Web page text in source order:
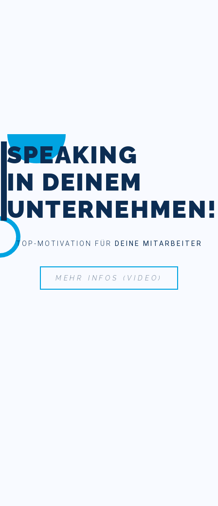
SPEAKING
IN DEINEM
UNTERNEHMEN!
TOP-MOTIVATION FÜR DEINE MITARBEITER
MEHR INFOS (VIDEO)